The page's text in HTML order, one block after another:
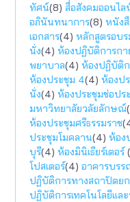
ทัศน์(8) สื่อสังคมออนไล
อภินันทนาการ(8) หนัง
เอกสาร(4) หลักสูตรอบร
นั่ง(4) ห้องปฏิบัติการก
พยาบาล(4) ห้องปฏิบัติก
ห้องประชุม 4(4) ห้องป
นั่ง(4) ห้องประชุมช่อปร
มหาวิทยาลัยวลัยลักษณ์
ห้องประชุมศรีธรรมราช
ประชุมโมคลาน(4) ห้อง
บุรี(4) ห้องมินิเธียร์เตอร์
โปสเตอร์(4) อาคารบรร
ปฏิบัติการทางสถาปัตยก
ปฏิบัติการเทคโนโลยีแ